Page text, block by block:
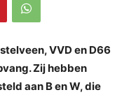
VVD en D66
Zij hebben
aan B en W, die